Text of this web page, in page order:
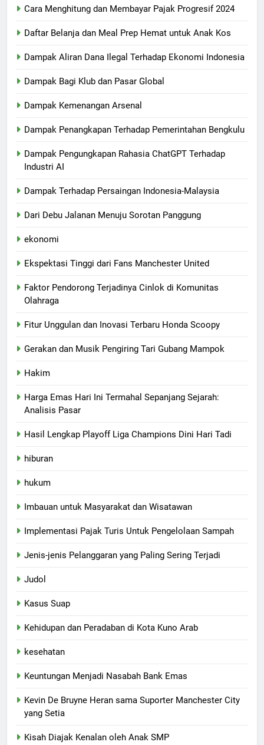
Cara Menghitung dan Membayar Pajak Progresif 2024
Daftar Belanja dan Meal Prep Hemat untuk Anak Kos
Dampak Aliran Dana Ilegal Terhadap Ekonomi Indonesia
Dampak Bagi Klub dan Pasar Global
Dampak Kemenangan Arsenal
Dampak Penangkapan Terhadap Pemerintahan Bengkulu
Dampak Pengungkapan Rahasia ChatGPT Terhadap
Industri AI
Dampak Terhadap Persaingan Indonesia-Malaysia
Dari Debu Jalanan Menuju Sorotan Panggung
ekonomi
Ekspektasi Tinggi dari Fans Manchester United
Faktor Pendorong Terjadinya Cinlok di Komunitas
Olahraga
Fitur Unggulan dan Inovasi Terbaru Honda Scoopy
Gerakan dan Musik Pengiring Tari Gubang Mampok
Hakim
Harga Emas Hari Ini Termahal Sepanjang Sejarah:
Analisis Pasar
Hasil Lengkap Playoff Liga Champions Dini Hari Tadi
hiburan
hukum
Imbauan untuk Masyarakat dan Wisatawan
Implementasi Pajak Turis Untuk Pengelolaan Sampah
Jenis-jenis Pelanggaran yang Paling Sering Terjadi
Judol
Kasus Suap
Kehidupan dan Peradaban di Kota Kuno Arab
kesehatan
Keuntungan Menjadi Nasabah Bank Emas
Kevin De Bruyne Heran sama Suporter Manchester City
yang Setia
Kisah Diajak Kenalan oleh Anak SMP